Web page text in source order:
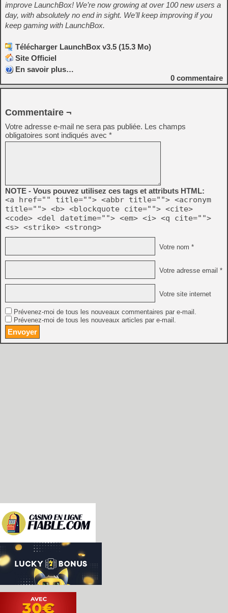
improve LaunchBox! We’re now growing at over 100 new users a
day, with absolutely no end in sight. We’ll keep improving if you
keep gaming with LaunchBox.
Télécharger LaunchBox v3.5 (15.3 Mo)
Site Officiel
En savoir plus…
0 commentaire
Commentaire ¬
Votre adresse e-mail ne sera pas publiée. Les champs
obligatoires sont indiqués avec *
NOTE - Vous pouvez utilisez ces tags et attributs HTML:
<a href="" title=""> <abbr title=""> <acronym
title=""> <b> <blockquote cite=""> <cite>
<code> <del datetime=""> <em> <i> <q cite="">
<s> <strike> <strong>
Votre nom *
Votre adresse email *
Votre site internet
Prévenez-moi de tous les nouveaux commentaires par e-mail.
Prévenez-moi de tous les nouveaux articles par e-mail.